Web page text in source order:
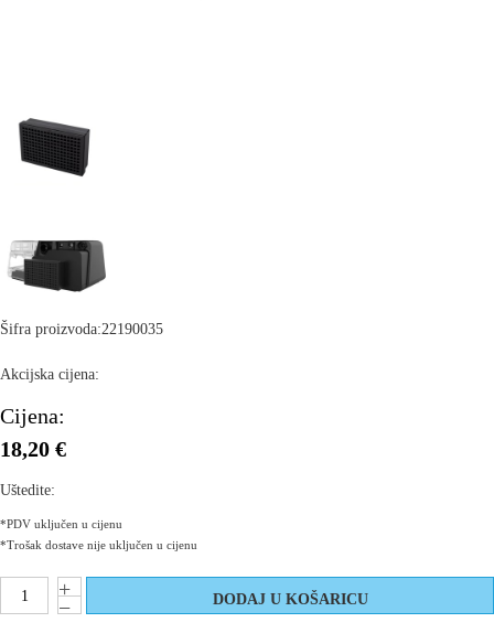
Šifra proizvoda:22190035
Akcijska cijena:
Cijena:
18,20 €
Uštedite:
*PDV uključen u cijenu
*Trošak dostave nije uključen u cijenu